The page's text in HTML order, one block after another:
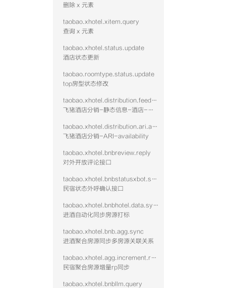
删除 x 元素
taobao.xhotel.xitem.query
查询 x 元素
taobao.xhotel.status.update
酒店状态更新
taobao.roomtype.status.update
top房型状态修改
taobao.xhotel.distribution.feed.hotel.query
飞猪酒店分销-静态信息-酒店-查询
taobao.xhotel.distribution.ari.availability
飞猪酒店分销-ARI-availability
taobao.xhotel.bnbreview.reply
对外开放评论接口
taobao.xhotel.bnbstatusxbot.send
民宿状态外呼确认接口
taobao.xhotel.bnbhotel.data.sync
进酒自动化同步房源打标
taobao.xhotel.bnb.agg.sync
进酒聚合房源同步多房源关联关系
taobao.xhotel.agg.increment.rp.sync
民宿聚合房源增量rp同步
taobao.xhotel.bnbllm.query